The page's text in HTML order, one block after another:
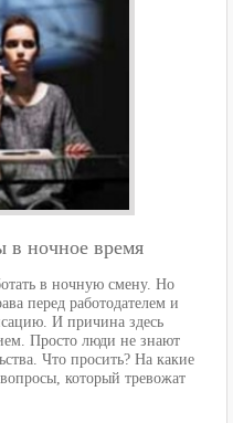
в ночное время
в ночную смену. Но
перед работодателем и
И причина здесь
Просто люди не знают
Что просить? На какие
который тревожат